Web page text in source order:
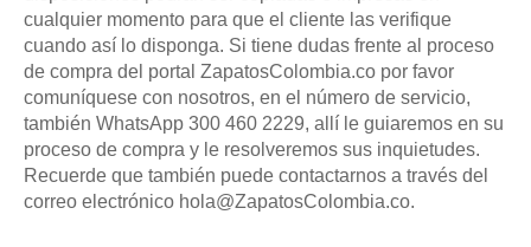
cualquier momento para que el cliente las verifique
cuando así lo disponga. Si tiene dudas frente al proceso
de compra del portal ZapatosColombia.co por favor
comuníquese con nosotros, en el número de servicio,
también WhatsApp 300 460 2229, allí le guiaremos en su
proceso de compra y le resolveremos sus inquietudes.
Recuerde que también puede contactarnos a través del
correo electrónico hola@ZapatosColombia.co.